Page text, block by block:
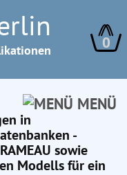
0
MENÜ
in
-
sowie
Modells für ein